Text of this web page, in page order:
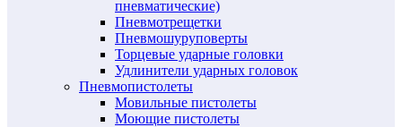
пневматические)
Пневмотрещетки
Пневмошуруповерты
Торцевые ударные головки
Удлинители ударных головок
Пневмопистолеты
Мовильные пистолеты
Моющие пистолеты